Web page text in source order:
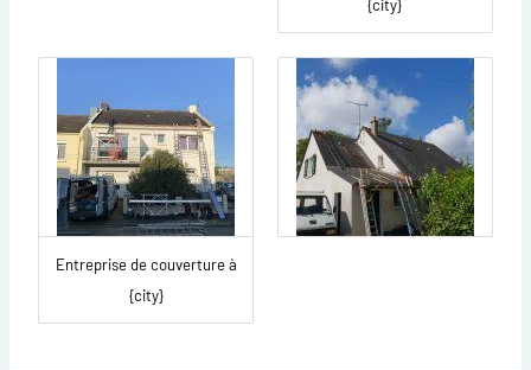
{city}
Entreprise de couverture à
{city}